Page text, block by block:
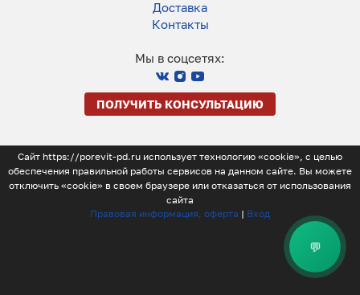
Доставка
Контакты
Мы в соцсетях:
ПОЛУЧИТЬ КОНСУЛЬТАЦИЮ
Сайт https://porevit-pd.ru использует технологию «cookie», с целью
обеспечения правильной работы сервисов на данном сайте. Вы можете
отключить «cookie» в своем браузере или отказаться от использования
сайта
Правовая информация, оферта | Вход
💬